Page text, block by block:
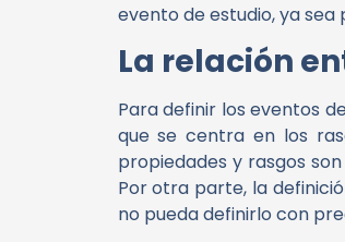
evento de estudio, ya
La relación
Para definir los eventos
que se centra en los
propiedades y rasgos
Por otra parte, la
no pueda definirlo con